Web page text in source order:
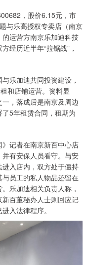
，股价6.15元，市
与乐高授权专卖店（南京
运营方南京乐加迪科技
经历近半年“拉锯战”，
乐加迪共同投资建设，
和店铺运营。资料显
，落成后是南京及周边
5年租赁合同，租期为
记者在南京新百中心店
有安保人员看守。与安
入店内，双方处于僵持
员工的私人物品还留在
乐加迪相关负责人称，
百董秘办人士则回应记
入法律程序。